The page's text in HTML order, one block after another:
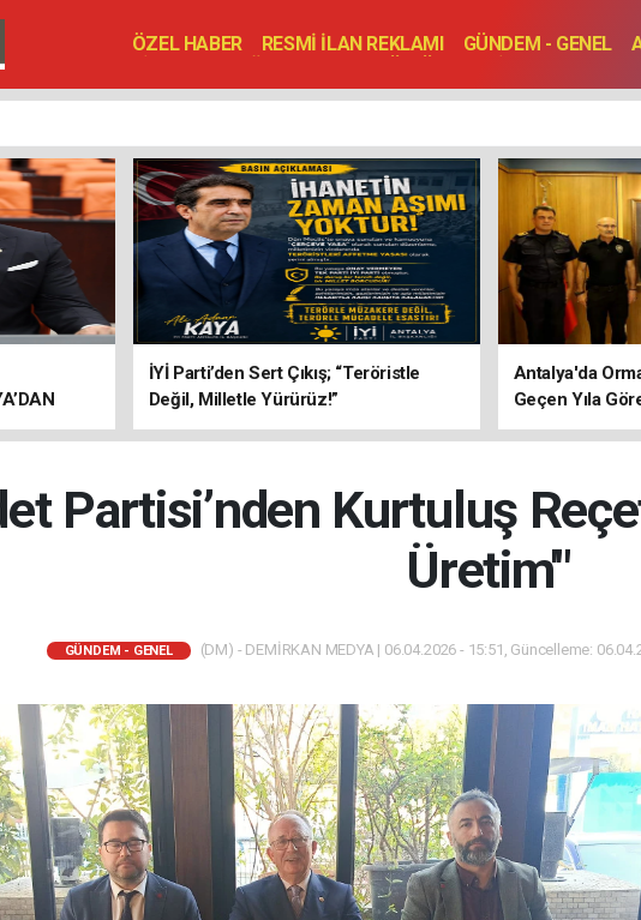
ÖZEL HABER RESMİ İLAN REKLAMI GÜNDEM - GENEL
VEFAT EDENLER
TOPLANTI - DÜĞÜN
İYİ Parti’den Sert Çıkış; “Teröristle
Değil, Milletle Yürürüz!”
Antalya'da
Geçen Yıla
Partisi’nden Kurtuluş
Üretim'"
GÜNDEM - GENEL (DM) - DEMİRKAN MEDYA | 06.04.2026 - 15:51, Güncelleme: